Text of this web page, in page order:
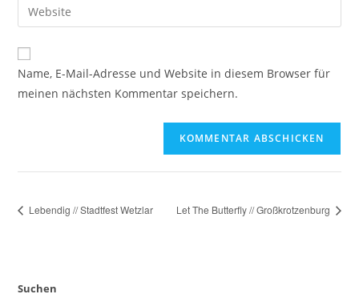
Name, E-Mail-Adresse und Website in diesem Browser für
meinen nächsten Kommentar speichern.
Lebendig // Stadtfest Wetzlar Let The Butterfly // Großkrotzenburg
Suchen